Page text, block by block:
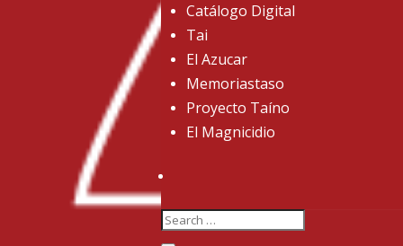
Catálogo Digital
Tai
El Azucar
Memoriastaso
Proyecto Taíno
El Magnicidio